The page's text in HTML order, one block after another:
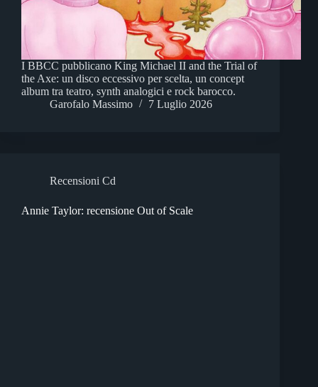
I BBCC pubblicano King Michael II and the Trial of
the Axe: un disco eccessivo per scelta, un concept
album tra teatro, synth analogici e rock barocco.
Garofalo Massimo
7 Luglio 2026
Recensioni Cd
Annie Taylor: recensione Out of Scale